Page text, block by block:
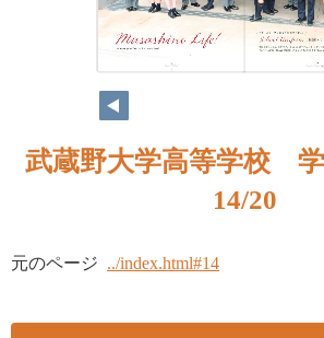
武蔵野大学高等学校 学
14/20
元のページ ../index.html#14